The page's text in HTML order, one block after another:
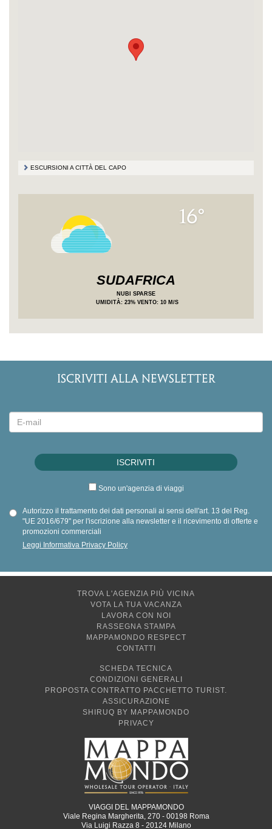
16°
SUDAFRICA
NUBI SPARSE
UMIDITÀ : 23% VENTO: 10 M/S
ISCRIVITI ALLA NEWSLETTER
"UE 2016/679" per l'iscrizione alla newsletter e il ricevimento di offerte e
promozioni commerciali
Leggi Informativa Privacy Policy
VOTA LA TUA VACANZA
LAVORA CON NOI
RASSEGNA STAMPA
MAPPAMONDO RESPECT
CONTATTI
CONDIZIONI GENERALI
PROPOSTA CONTRATTO PACCHETTO TURIST.
ASSICURAZIONE
SHIRUQ BY MAPPAMONDO
PRIVACY
Viale Regina Margherita, 270 - 00198 Roma
Via Luigi Razza 8 - 20124 Milano
P. IVA: 06352711003